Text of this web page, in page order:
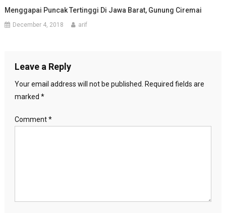
Menggapai Puncak Tertinggi Di Jawa Barat, Gunung Ciremai
December 4, 2018 arif
Leave a Reply
Your email address will not be published.
Required fields are
marked *
Comment*